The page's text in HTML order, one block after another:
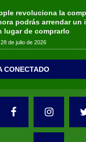
revoluciona la
podrás arrendar un
lugar de comprarlo
28 de julio de 2026
CONECTADO